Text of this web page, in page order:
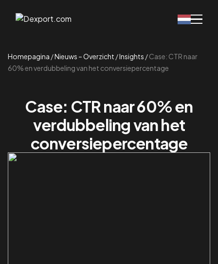
Homepagina /Nieuws – Overzicht /Insights /Case: CTR naar
60% en verdubbeling van het conversiepercentage
Case: CTR naar 60% en
verdubbeling van het
conversiepercentage